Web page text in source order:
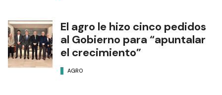
El agro le hizo cinco pedidos
al Gobierno para “apuntalar
el crecimiento”
AGRO